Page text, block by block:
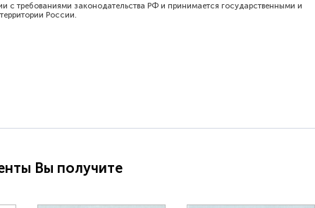
с требованиями законодательства РФ и принимается государственными и
России.
Вы получите